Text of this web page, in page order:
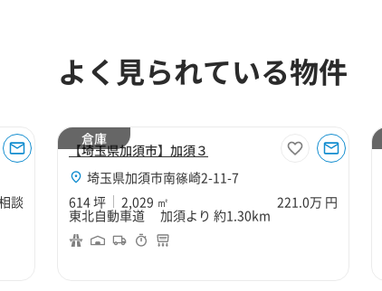
よく見られている物件
談
【埼玉県加須市】加須３
埼玉県加須市南篠崎2-11-7
614 坪
2,029 ㎡ 221.0万 円
東北自動車道 加須より 約1.30km
倉庫